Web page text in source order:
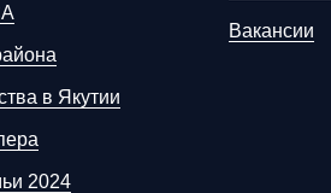
в Якутии
2024
Вакансии